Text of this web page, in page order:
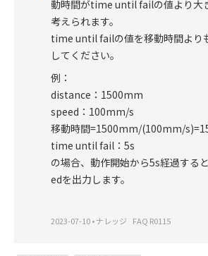
動時間がtime until failの値より大
考えられます。
time until failの値を移動時間より
してください。
例：
distance：1500mm
speed：100mm/s
移動時間=1500mm/(100mm/
time until fail：5s
の場合、動作開始から5s経過する
edを出力します。
2023-07-10•ナレッジ FAQ R0115